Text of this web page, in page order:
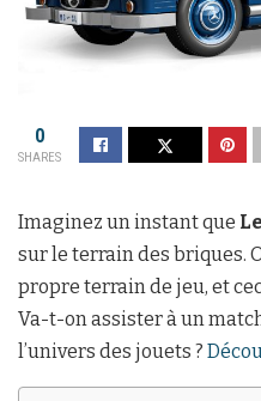
0
SHARES
Imaginez un instant que
sur le terrain des briques.
propre terrain de jeu, et
Va-t-on assister à un
l’univers des jouets ?